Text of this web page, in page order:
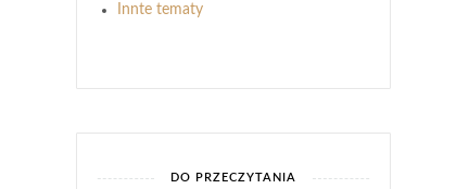
Innte tematy
DO PRZECZYTANIA